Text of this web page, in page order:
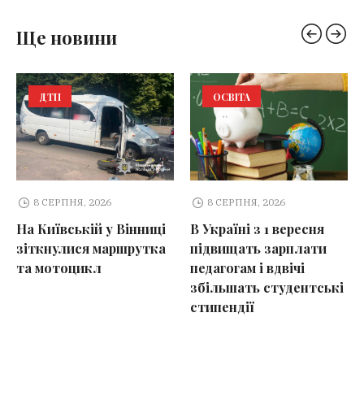
Ще новини
ДТП
8 СЕРПНЯ, 2026
На Київській у Вінниці
зіткнулися маршрутка
та мотоцикл
ОСВІТА
8 СЕРПНЯ, 2026
В Україні з 1 вересня
підвищать зарплати
педагогам і вдвічі
збільшать студентські
стипендії